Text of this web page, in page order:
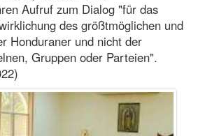
Aufruf zum Dialog "für das
des größtmöglichen und
Honduraner und nicht der
Gruppen oder Parteien".